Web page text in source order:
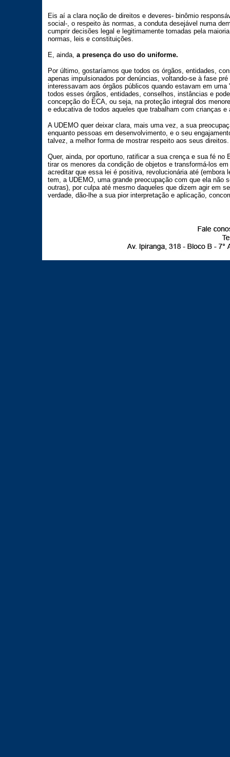
Eis aí a clara noção de direitos e deveres- binômio
social-, o respeito às normas, a conduta desejável numa
cumprir decisões legal e legitimamente tomadas pela
normas, leis e constituições.
E, ainda, a presença do uso do uniforme.
Por último, gostaríamos que todos os órgãos, entidades,
apenas impulsionados por denúncias, voltando-se à fase
interessavam aos órgãos públicos quando estavam em
todos esses órgãos, entidades, conselhos, instâncias e
concepção do ECA, ou seja, na proteção integral dos
e educativa de todos aqueles que trabalham com crianças e
A UDEMO quer deixar clara, mais uma vez, a sua
enquanto pessoas em desenvolvimento, e o seu
talvez, a melhor forma de mostrar respeito aos seus direitos.
Quer, ainda, por oportuno, ratificar a sua crença e sua fé no
tirar os menores da condição de objetos e transformá-los
acreditar que essa lei é positiva, revolucionária até (embora
tem, a UDEMO, uma grande preocupação com que ela não
outras), por culpa até mesmo daqueles que dizem agir em
verdade, dão-lhe a sua pior interpretação e aplicação,